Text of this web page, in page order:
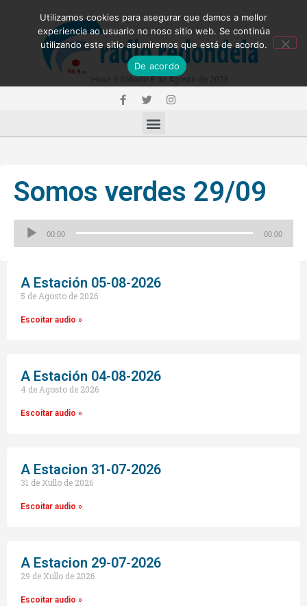
Somos verdes 29/09
00:00 00:00
A Estación 05-08-2026
5 de Agosto de 2026
Escoitar audio »
A Estación 04-08-2026
4 de Agosto de 2026
Escoitar audio »
A Estacion 31-07-2026
31 de Xullo de 2026
Escoitar audio »
A Estacion 29-07-2026
29 de Xullo de 2026
Escoitar audio »
Utilizamos cookies para asegurar que damos a mellor
experiencia ao usuario no noso sitio web. Se continúa
utilizando este sitio asumiremos que está de acordo.
De acordo